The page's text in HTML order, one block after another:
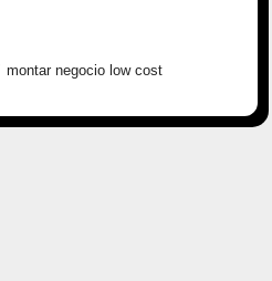
montar negocio low cost